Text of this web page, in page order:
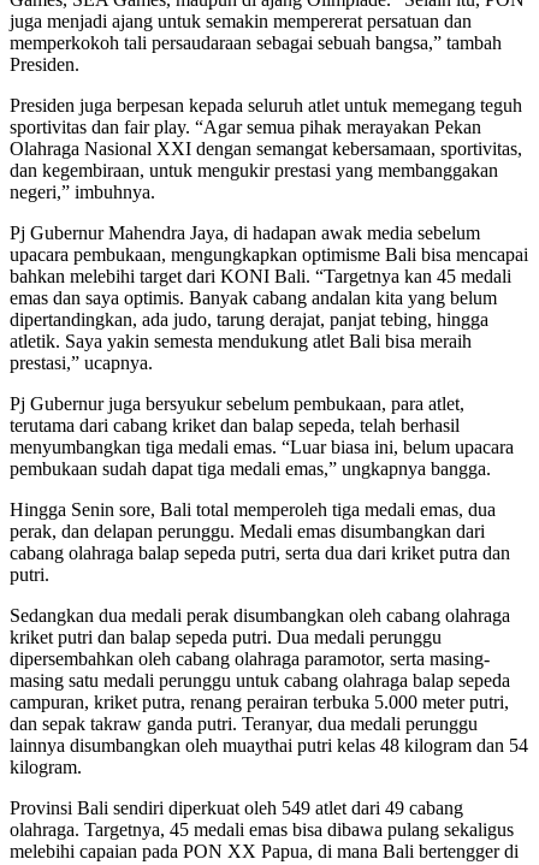
juga menjadi ajang untuk semakin mempererat persatuan dan
memperkokoh tali persaudaraan sebagai sebuah bangsa,” tambah
Presiden.
Presiden juga berpesan kepada seluruh atlet untuk memegang teguh
sportivitas dan fair play. “Agar semua pihak merayakan Pekan
Olahraga Nasional XXI dengan semangat kebersamaan, sportivitas,
dan kegembiraan, untuk mengukir prestasi yang membanggakan
negeri,” imbuhnya.
Pj Gubernur Mahendra Jaya, di hadapan awak media sebelum
upacara pembukaan, mengungkapkan optimisme Bali bisa mencapai
bahkan melebihi target dari KONI Bali. “Targetnya kan 45 medali
emas dan saya optimis. Banyak cabang andalan kita yang belum
dipertandingkan, ada judo, tarung derajat, panjat tebing, hingga
atletik. Saya yakin semesta mendukung atlet Bali bisa meraih
prestasi,” ucapnya.
Pj Gubernur juga bersyukur sebelum pembukaan, para atlet,
terutama dari cabang kriket dan balap sepeda, telah berhasil
menyumbangkan tiga medali emas. “Luar biasa ini, belum upacara
pembukaan sudah dapat tiga medali emas,” ungkapnya bangga.
Hingga Senin sore, Bali total memperoleh tiga medali emas, dua
perak, dan delapan perunggu. Medali emas disumbangkan dari
cabang olahraga balap sepeda putri, serta dua dari kriket putra dan
putri.
Sedangkan dua medali perak disumbangkan oleh cabang olahraga
kriket putri dan balap sepeda putri. Dua medali perunggu
dipersembahkan oleh cabang olahraga paramotor, serta masing-
masing satu medali perunggu untuk cabang olahraga balap sepeda
campuran, kriket putra, renang perairan terbuka 5.000 meter putri,
dan sepak takraw ganda putri. Teranyar, dua medali perunggu
lainnya disumbangkan oleh muaythai putri kelas 48 kilogram dan 54
kilogram.
Provinsi Bali sendiri diperkuat oleh 549 atlet dari 49 cabang
olahraga. Targetnya, 45 medali emas bisa dibawa pulang sekaligus
melebihi capaian pada PON XX Papua, di mana Bali bertengger di